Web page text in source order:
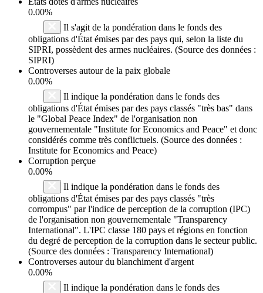
0.00%
Il s'agit de la pondération dans le fonds des
obligations d'État émises par des pays qui, selon la liste du
SIPRI, possèdent des armes nucléaires. (Source des données :
SIPRI)
Controverses autour de la paix globale
0.00%
Il indique la pondération dans le fonds des
obligations d'État émises par des pays classés "très bas" dans
le "Global Peace Index" de l'organisation non
gouvernementale "Institute for Economics and Peace" et donc
considérés comme très conflictuels. (Source des données :
Institute for Economics and Peace)
Corruption perçue
0.00%
Il indique la pondération dans le fonds des
obligations d'État émises par des pays classés "très
corrompus" par l'indice de perception de la corruption (IPC)
de l'organisation non gouvernementale "Transparency
International". L'IPC classe 180 pays et régions en fonction
du degré de perception de la corruption dans le secteur public.
(Source des données : Transparency International)
Controverses autour du blanchiment d'argent
0.00%
Il indique la pondération dans le fonds des